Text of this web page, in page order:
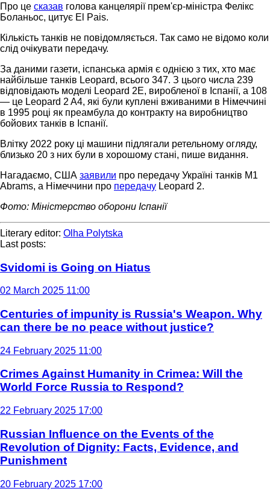
Про це сказав голова канцелярії прем'єр-міністра Фелікс
Боланьос, цитує El Pais.
Кількість танків не повідомляється. Так само не відомо коли
слід очікувати передачу.
За даними газети, іспанська армія є однією з тих, хто має
найбільше танків Leopard, всього 347. З цього числа 239
відповідають моделі Leopard 2E, виробленої в Іспанії, а 108
— це Leopard 2 A4, які були куплені вживаними в Німеччині
в 1995 році як преамбула до контракту на виробництво
бойових танків в Іспанії.
Влітку 2022 року ці машини підлягали ретельному огляду,
близько 20 з них були в хорошому стані, пише видання.
Нагадаємо, США заявили про передачу Україні танків M1
Abrams, а Німеччини про передачу Leopard 2.
Фото: Міністерство оборони Іспанії
Literary editor: Olha Polytska
Last posts:
Svidomi is Going on Hiatus
02 March 2025 11:00
Centuries of impunity is Russia's Weapon. Why
can there be no peace without justice?
24 February 2025 11:00
Crimes Against Humanity in Crimea: Will the
World Force Russia to Respond?
22 February 2025 17:00
Russian Influence on the Events of the
Revolution of Dignity: Facts, Evidence, and
Punishment
20 February 2025 17:00